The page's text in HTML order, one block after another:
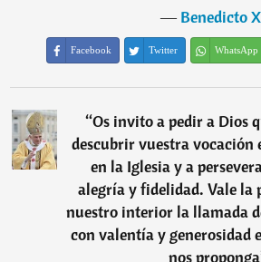
―Benedicto
Facebook Twitter WhatsApp
“Os invito a pedir a Dios
descubrir vuestra vocación
en la Iglesia y a
alegría y fidelidad. Vale la
nuestro interior la llamada
con valentía y generosidad
nos proponga